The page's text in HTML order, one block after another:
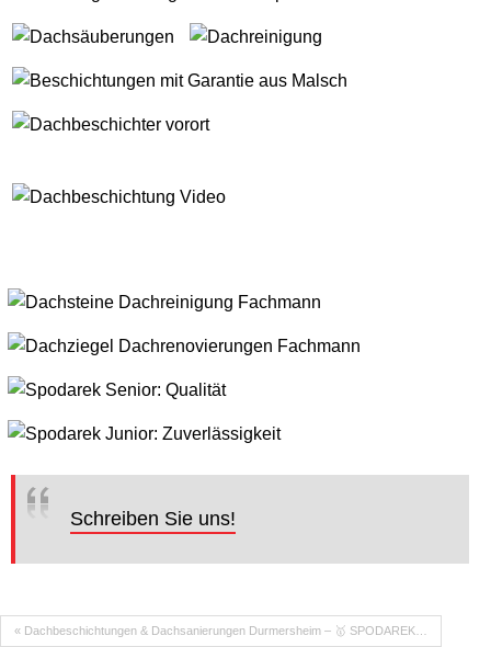
Schreiben Sie uns!
« Dachbeschichtungen & Dachsanierungen Durmersheim – 🥇 SPODAREK…